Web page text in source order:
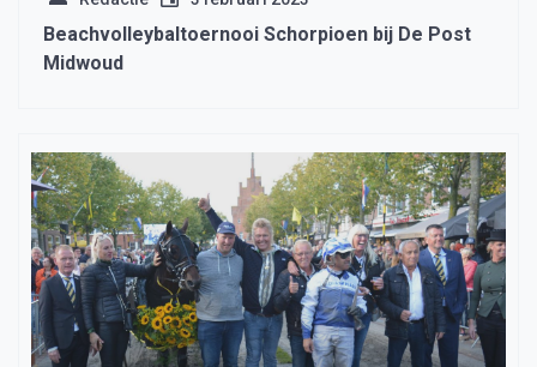
Beachvolleybaltoernooi Schorpioen bij De Post
Midwoud